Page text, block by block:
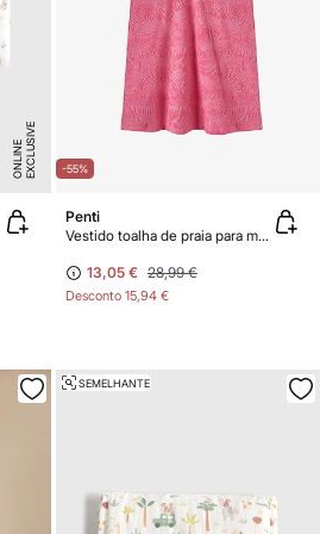
E
X
C
L
U
SI
V
E
O
N
LI
N
E -55%
Penti
Vestido toalha de praia para menina
13,05 € 28,99 €
Desconto 15,94 €
SEMELHANTE